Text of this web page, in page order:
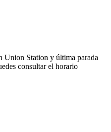
Union Station y última parada
consultar el horario